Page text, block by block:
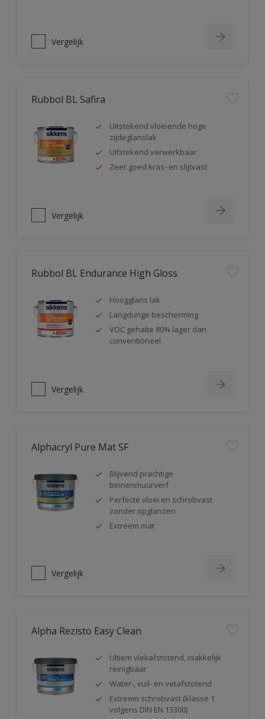
Vergelijk
Rubbol BL Safira
Uitstekend vloeiende hoge
zijdeglanslak
Uitstekend verwerkbaar
Zeer goed kras- en slijtvast
Vergelijk
Rubbol BL Endurance High Gloss
Hoogglans lak
Langdurige bescherming
VOC gehalte 80% lager dan
conventioneel
Vergelijk
Alphacryl Pure Mat SF
Blijvend prachtige
binnenmuurverf
Perfecte vloei en schrobvast
zonder opglanzen
Extreem mat
Vergelijk
Alpha Rezisto Easy Clean
Ultiem vlekafstotend, makkelijk
reinigbaar
Water-, vuil- en vetafstotend
Extreem schrobvast (klasse 1
volgens DIN EN 13300)